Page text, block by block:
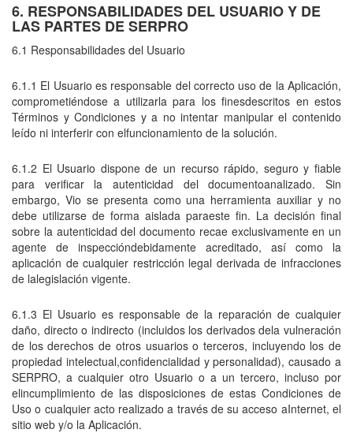
6. RESPONSABILIDADES DEL USUARIO Y DE
LAS PARTES DE SERPRO
6.1 Responsabilidades del Usuario
6.1.1 El Usuario es responsable del correcto uso de la Aplicación,
comprometiéndose a utilizarla para los finesdescritos en estos
Términos y Condiciones y a no intentar manipular el contenido
leído ni interferir con elfuncionamiento de la solución.
6.1.2 El Usuario dispone de un recurso rápido, seguro y fiable
para verificar la autenticidad del documentoanalizado. Sin
embargo, Vio se presenta como una herramienta auxiliar y no
debe utilizarse de forma aislada paraeste fin. La decisión final
sobre la autenticidad del documento recae exclusivamente en un
agente de inspeccióndebidamente acreditado, así como la
aplicación de cualquier restricción legal derivada de infracciones
de lalegislación vigente.
6.1.3 El Usuario es responsable de la reparación de cualquier
daño, directo o indirecto (incluidos los derivados dela vulneración
de los derechos de otros usuarios o terceros, incluyendo los de
propiedad intelectual,confidencialidad y personalidad), causado a
SERPRO, a cualquier otro Usuario o a un tercero, incluso por
elincumplimiento de las disposiciones de estas Condiciones de
Uso o cualquier acto realizado a través de su acceso aInternet, el
sitio web y/o la Aplicación.